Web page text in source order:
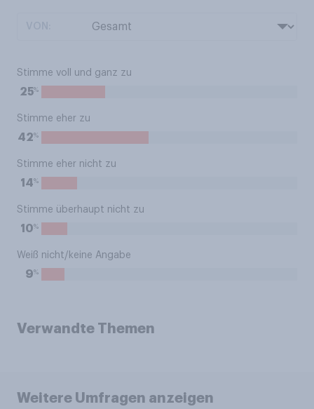
Stimme voll und ganz zu
25%
Stimme eher zu
42%
Stimme eher nicht zu
14%
Stimme überhaupt nicht zu
10%
Weiß nicht/keine Angabe
9%
Verwandte Themen
Weitere Umfragen anzeigen